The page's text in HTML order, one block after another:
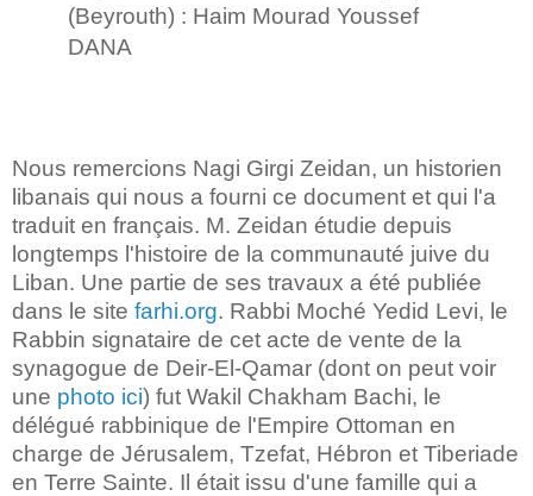
(Beyrouth) : Haim Mourad Youssef
DANA
Nous remercions Nagi Girgi Zeidan, un historien
libanais qui nous a fourni ce document et qui l'a
traduit en français. M. Zeidan étudie depuis
longtemps l'histoire de la communauté juive du
Liban. Une partie de ses travaux a été publiée
dans le site farhi.org. Rabbi Moché Yedid Levi, le
Rabbin signataire de cet acte de vente de la
synagogue de Deir-El-Qamar (dont on peut voir
une photo ici) fut Wakil Chakham Bachi, le
délégué rabbinique de l'Empire Ottoman en
charge de Jérusalem, Tzefat, Hébron et Tiberiade
en Terre Sainte. Il était issu d'une famille qui a